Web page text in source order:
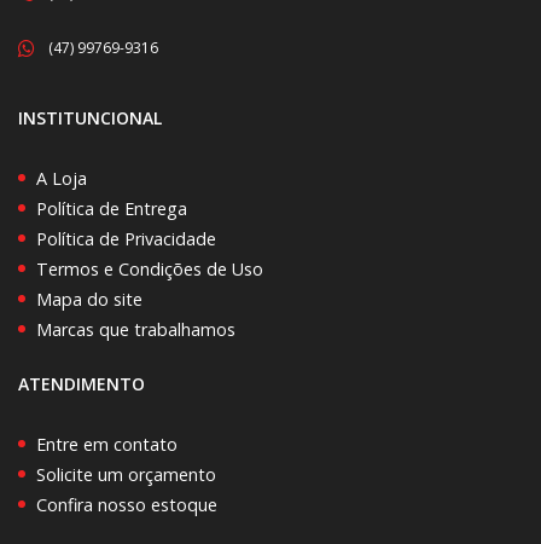
(47) 99769-9316
INSTITUNCIONAL
A Loja
Política de Entrega
Política de Privacidade
Termos e Condições de Uso
Mapa do site
Marcas que trabalhamos
ATENDIMENTO
Entre em contato
Solicite um orçamento
Confira nosso estoque